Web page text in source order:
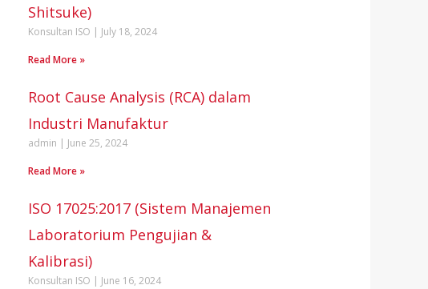
Shitsuke)
Konsultan ISO July 18, 2024
Read More »
Root Cause Analysis (RCA) dalam
Industri Manufaktur
admin June 25, 2024
Read More »
ISO 17025:2017 (Sistem Manajemen
Laboratorium Pengujian &
Kalibrasi)
Konsultan ISO June 16, 2024